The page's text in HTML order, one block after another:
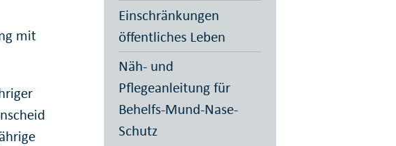
mit
Einschränkungen
öffentliches Leben
Näh- und
Pflegeanleitung für
Behelfs-Mund-Nase-
Schutz